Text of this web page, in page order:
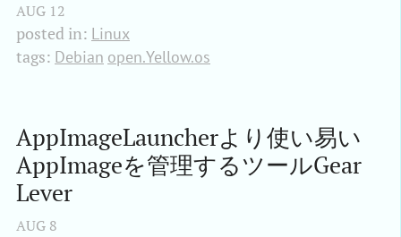
AUG 12
posted in: Linux
tags: Debian open.Yellow.os
AppImageLauncherより使い易い
AppImageを管理するツールGear
Lever
AUG 8